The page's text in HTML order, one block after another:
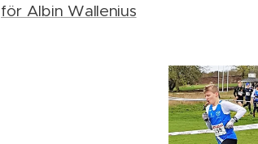
för Albin Wallenius